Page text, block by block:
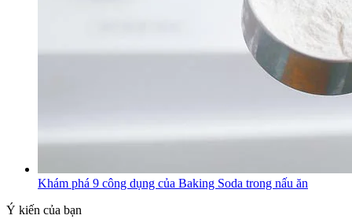
Khám phá 9 công dụng của Baking Soda trong nấu ăn
Ý kiến của bạn